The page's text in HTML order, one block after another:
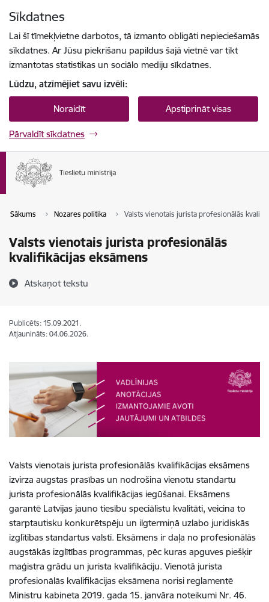
Sīkdatnes
Lai šī tīmekļvietne darbotos, tā izmanto obligāti nepieciešamās
sīkdatnes. Ar Jūsu piekrišanu papildus šajā vietnē var tikt
izmantotas statistikas un sociālo mediju sīkdatnes.
Lūdzu, atzīmējiet savu izvēli:
Noraidīt Apstiprināt visas
Pārvaldīt sīkdatnes
Sākums Nozares politika Valsts vienotais jurista profesionālās
Valsts vienotais jurista profesionālās
kvalifikācijas eksāmens
Atskaņot tekstu
Publicēts: 15.09.2021.
Atjaunināts: 04.06.2026.
Valsts vienotais jurista profesionālās kvalifikācijas eksāmens
izvirza augstas prasības un nodrošina vienotu standartu
jurista profesionālās kvalifikācijas iegūšanai. Eksāmens
garantē Latvijas jauno tiesību speciālistu kvalitāti, veicina to
starptautisku konkurētspēju un ilgtermiņā uzlabo juridiskās
izglītības standartus valstī. Eksāmens ir daļa no profesionālās
augstākās izglītības programmas, pēc kuras apguves piešķir
maģistra grādu un jurista kvalifikāciju. Vienotā jurista
profesionālās kvalifikācijas eksāmena norisi reglamentē
Ministru kabineta 2019. gada 15. janvāra noteikumi Nr. 46.